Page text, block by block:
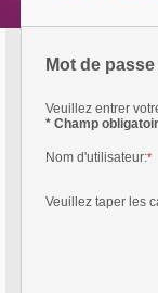
Mot de
Veuillez entrer
* Champ
Nom d'utilisateur:*
Veuillez taper les